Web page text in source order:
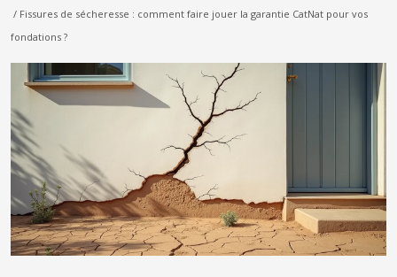
/ Fissures de sécheresse : comment faire jouer la garantie CatNat pour vos
fondations ?